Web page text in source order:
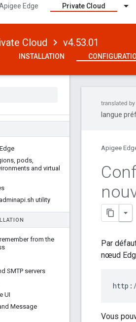
Edge Private Cloud
Cloud v4.53.01
INSTALLATION
, pods,
and virtual
.sh utility
from the
SMTP servers
UI
Message
langue
Apigee
Par
nœud
Vous